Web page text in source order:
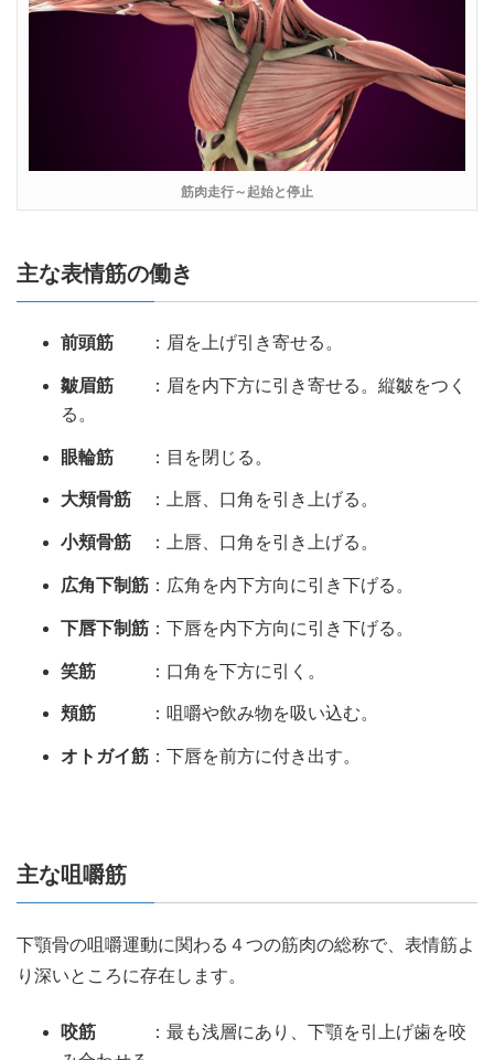
筋肉走行～起始と停止
主な表情筋の働き
前頭筋 ：眉を上げ引き寄せる。
皺眉筋 ：眉を内下方に引き寄せる。縦皺をつく
る。
眼輪筋 ：目を閉じる。
大頬骨筋 ：上唇、口角を引き上げる。
小頬骨筋 ：上唇、口角を引き上げる。
広角下制筋 ：広角を内下方向に引き下げる。
下唇下制筋 ：下唇を内下方向に引き下げる。
笑筋 ：口角を下方に引く。
頬筋 ：咀嚼や飲み物を吸い込む。
オトガイ筋 ：下唇を前方に付き出す。
主な咀嚼筋
下顎骨の咀嚼運動に関わる４つの筋肉の総称で、表情筋よ
り深いところに存在します。
咬筋 ：最も浅層にあり、下顎を引上げ歯を咬